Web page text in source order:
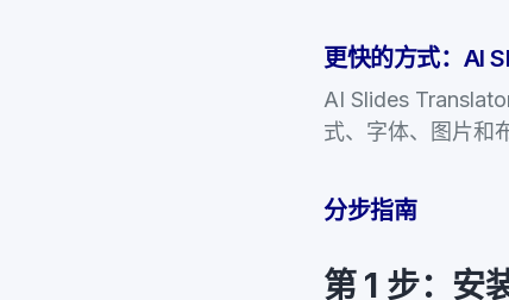
更快的方式：AI
AI Slides
式、字体、图片和
分步指南
第 1 步：